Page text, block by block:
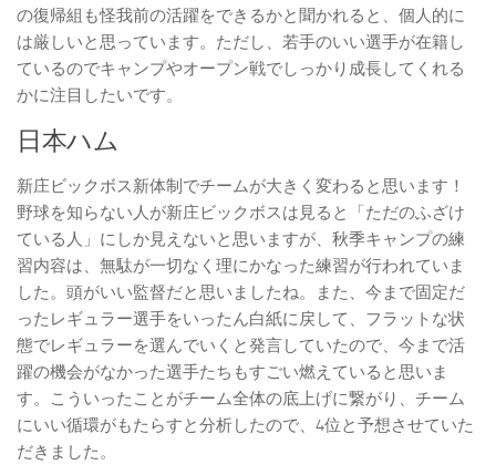
の復帰組も怪我前の活躍をできるかと聞かれると、個人的に
は厳しいと思っています。ただし、若手のいい選手が在籍し
ているのでキャンプやオープン戦でしっかり成長してくれる
かに注目したいです。
日本ハム
新庄ビックボス新体制でチームが大きく変わると思います！
野球を知らない人が新庄ビックボスは見ると「ただのふざけ
ている人」にしか見えないと思いますが、秋季キャンプの練
習内容は、無駄が一切なく理にかなった練習が行われていま
した。頭がいい監督だと思いましたね。また、今まで固定だ
ったレギュラー選手をいったん白紙に戻して、フラットな状
態でレギュラーを選んでいくと発言していたので、今まで活
躍の機会がなかった選手たちもすごい燃えていると思いま
す。こういったことがチーム全体の底上げに繋がり、チーム
にいい循環がもたらすと分析したので、4位と予想させていた
だきました。